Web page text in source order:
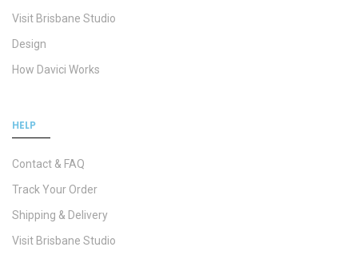
Visit Brisbane Studio
Design
How Davici Works
HELP
Contact & FAQ
Track Your Order
Shipping & Delivery
Visit Brisbane Studio